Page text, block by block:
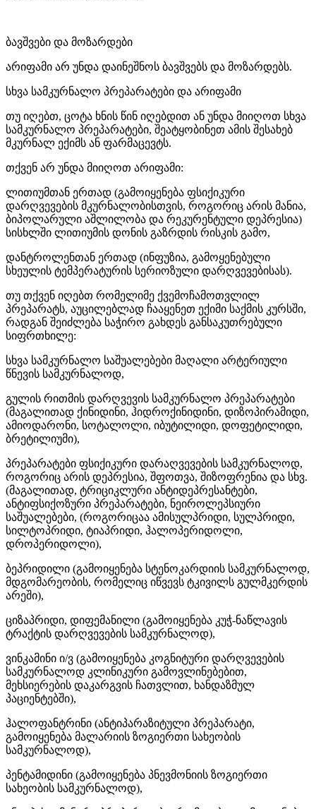
ბავშვები და მოზარდები
არიფამი არ უნდა დაინეშნოს ბავშვებს და მოზარდებს.
სხვა სამკურნალო პრეპარატები და არიფამი
თუ იღებთ, ცოტა ხნის წინ იღებდით ან უნდა მიიღოთ სხვა
სამკურნალო პრეპარატები, შეატყობინეთ ამის შესახებ
მკურნალ ექიმს ან ფარმაცევტს.
თქვენ არ უნდა მიიღოთ არიფამი:
ლითიუმთან ერთად (გამოიყენება ფსიქიკური
დარღვევების მკურნალობისთვის, როგორიც არის მანია,
ბიპოლარული აშლილობა და რეკურენტული დეპრესია)
სისხლში ლითიუმის დონის გაზრდის რისკის გამო,
დანტროლენთან ერთად (ინფუზია, გამოყენებული
სხეულის ტემპერატურის სერიოზული დარღვევებისას).
თუ თქვენ იღებთ რომელიმე ქვემოჩამოთვლილ
პრეპარატს, აუცილებლად ჩააყენეთ ექიმი საქმის კურსში,
რადგან შეიძლება საჭირო გახდეს განსაკუთრებული
სიფრთხილე:
სხვა სამკურნალო საშუალებები მაღალი არტერიული
წნევის სამკურნალოდ,
გულის რითმის დარღვევის სამკურნალო პრეპარატები
(მაგალითად ქინიდინი, ჰიდროქინიდინი, დიზოპირამიდი,
ამიოდარონი, სოტალოლი, იბუტილიდი, დოფეტილიდი,
ბრეტილიუმი),
პრეპარატები ფსიქიკური დარაღვევების სამკურნალოდ,
როგორიც არის დეპრესია, შფოთვა, შიზოფრენია და სხვ.
(მაგალითად, ტრიციკლური ანტიდეპრესანტები,
ანტიფსიქოზური პრეპარატები, ნეიროლეპსიური
საშუალებები, (როგორიცაა ამისულპრიდი, სულპრიდი,
სილტოპრიდი, ტიაპრიდი, ჰალოპერიდოლი,
დროპერიდოლი),
ბეპრიდილი (გამოიყენება სტენოკარდიის სამკურნალოდ,
მდგომარეობის, რომელიც იწვევს ტკივილს გულმკერდის
არეში),
ციზაპრიდი, დიფემანილი (გამოიყენება კუჭ-ნაწლავის
ტრაქტის დარღვევების სამკურნალოდ),
ვინკამინი ი/ვ (გამოიყენება კოგნიტური დარღვევების
სამკურნალოდ კლინიკური გამოვლინებებით,
მეხსიერების დაკარგვის ჩათვლით, ხანდაზმულ
პაციენტებში),
ჰალოფანტრინი (ანტიპარაზიტული პრეპარატი,
გამოიყენება მალარიის ზოგიერთი სახეობის
სამკურნალოდ),
პენტამიდინი (გამოიყენება პნევმონიის ზოგიერთი
სახეობის სამკურნალოდ),